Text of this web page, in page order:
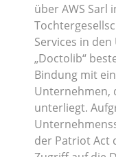
über AWS Sarl
Services in den
„Doctolib“
Bindung mit
Unternehmen,
unterliegt.
der Patriot Act